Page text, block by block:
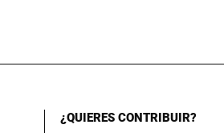
¿QUIERES CONTRIBUIR?